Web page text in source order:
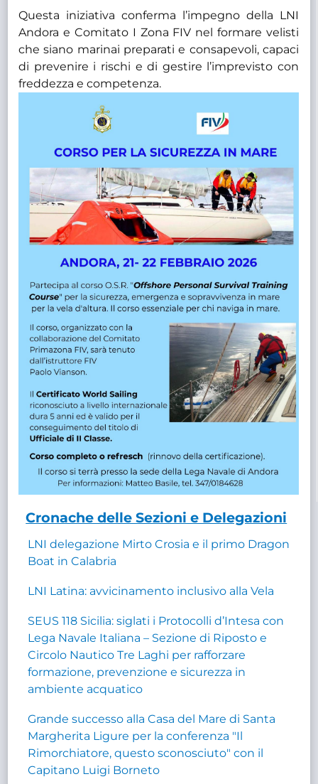
Questa iniziativa conferma l’impegno della LNI
Andora e Comitato I Zona FIV nel formare velisti
che siano marinai preparati e consapevoli, capaci
di prevenire i rischi e di gestire l’imprevisto con
freddezza e competenza.
Cronache delle Sezioni e Delegazioni
LNI delegazione Mirto Crosia e il primo Dragon
Boat in Calabria
LNI Latina: avvicinamento inclusivo alla Vela
SEUS 118 Sicilia: siglati i Protocolli d’Intesa con
Lega Navale Italiana – Sezione di Riposto e
Circolo Nautico Tre Laghi per rafforzare
formazione, prevenzione e sicurezza in
ambiente acquatico
Grande successo alla Casa del Mare di Santa
Margherita Ligure per la conferenza "Il
Rimorchiatore, questo sconosciuto" con il
Capitano Luigi Borneto